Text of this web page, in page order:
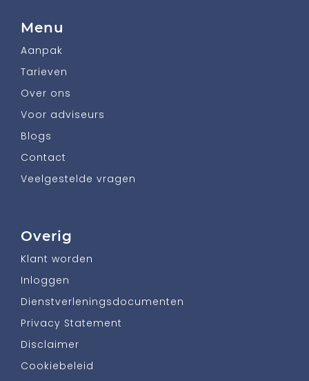
Menu
Aanpak
Tarieven
Over ons
Voor adviseurs
Blogs
Contact
Veelgestelde vragen
Overig
Klant worden
Inloggen
Dienstverleningsdocumenten
Privacy Statement
Disclaimer
Cookiebeleid